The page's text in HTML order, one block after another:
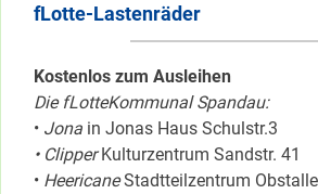
fLotte-Lastenräder
Kostenlos zum Ausleihen
Die fLotteKommunal Spandau:
• Jona in Jonas Haus Schulstr.3
• ClipperKulturzentrum Sandstr. 41
• HeericaneStadtteilzentrum